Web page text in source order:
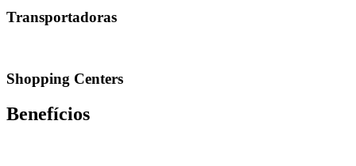
Transportadoras
Shopping Centers
Benefícios